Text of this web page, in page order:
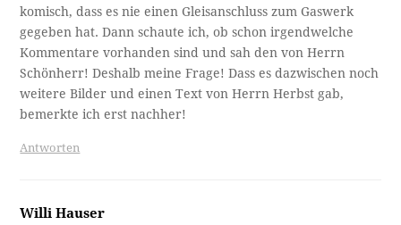
komisch, dass es nie einen Gleisanschluss zum Gaswerk
gegeben hat. Dann schaute ich, ob schon irgendwelche
Kommentare vorhanden sind und sah den von Herrn
Schönherr! Deshalb meine Frage! Dass es dazwischen noch
weitere Bilder und einen Text von Herrn Herbst gab,
bemerkte ich erst nachher!
Antworten
Willi Hauser